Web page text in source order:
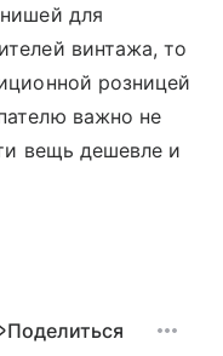
для
винтажа, то
розницей
важно не
вещь дешевле и
Поделиться